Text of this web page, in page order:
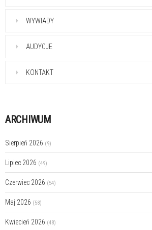
WYWIADY
AUDYCJE
KONTAKT
ARCHIWUM
Sierpień 2026 (9)
Lipiec 2026 (49)
Czerwiec 2026 (54)
Maj 2026 (58)
Kwiecień 2026 (48)